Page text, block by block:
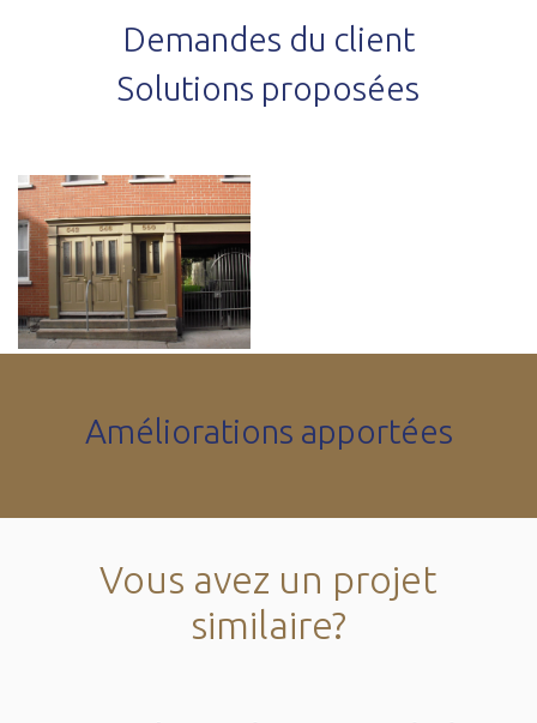
Demandes du client
Solutions proposées
Améliorations apportées
Vous avez un projet
similaire?